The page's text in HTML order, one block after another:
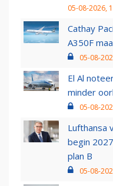
05-08-2026,
Cathay
A350F
05-08-
El Al
minder
05-08-
Lufthansa
begin
plan B
05-08-